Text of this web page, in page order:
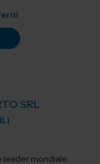
SRL
leader mondiale